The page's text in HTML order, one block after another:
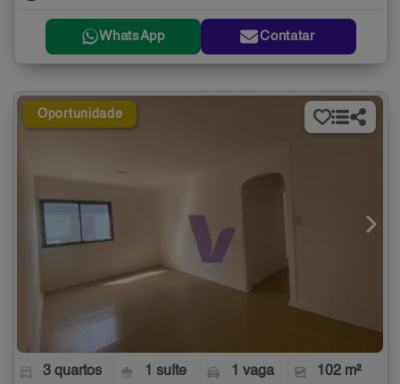
WhatsApp Contatar
Oportunidade
3 quartos 1 suíte 1 vaga 102 m²